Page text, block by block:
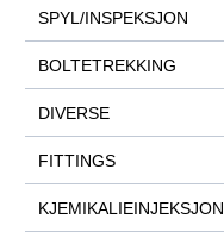
SPYL/INSPEKSJON
BOLTETREKKING
DIVERSE
FITTINGS
KJEMIKALIEINJEKSJON